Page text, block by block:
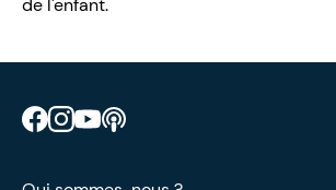
de l'enfant.
Retrouve CIAO sur Facebook
Retrouve CIAO sur Instagram
Retrouve CIAO sur YouTube